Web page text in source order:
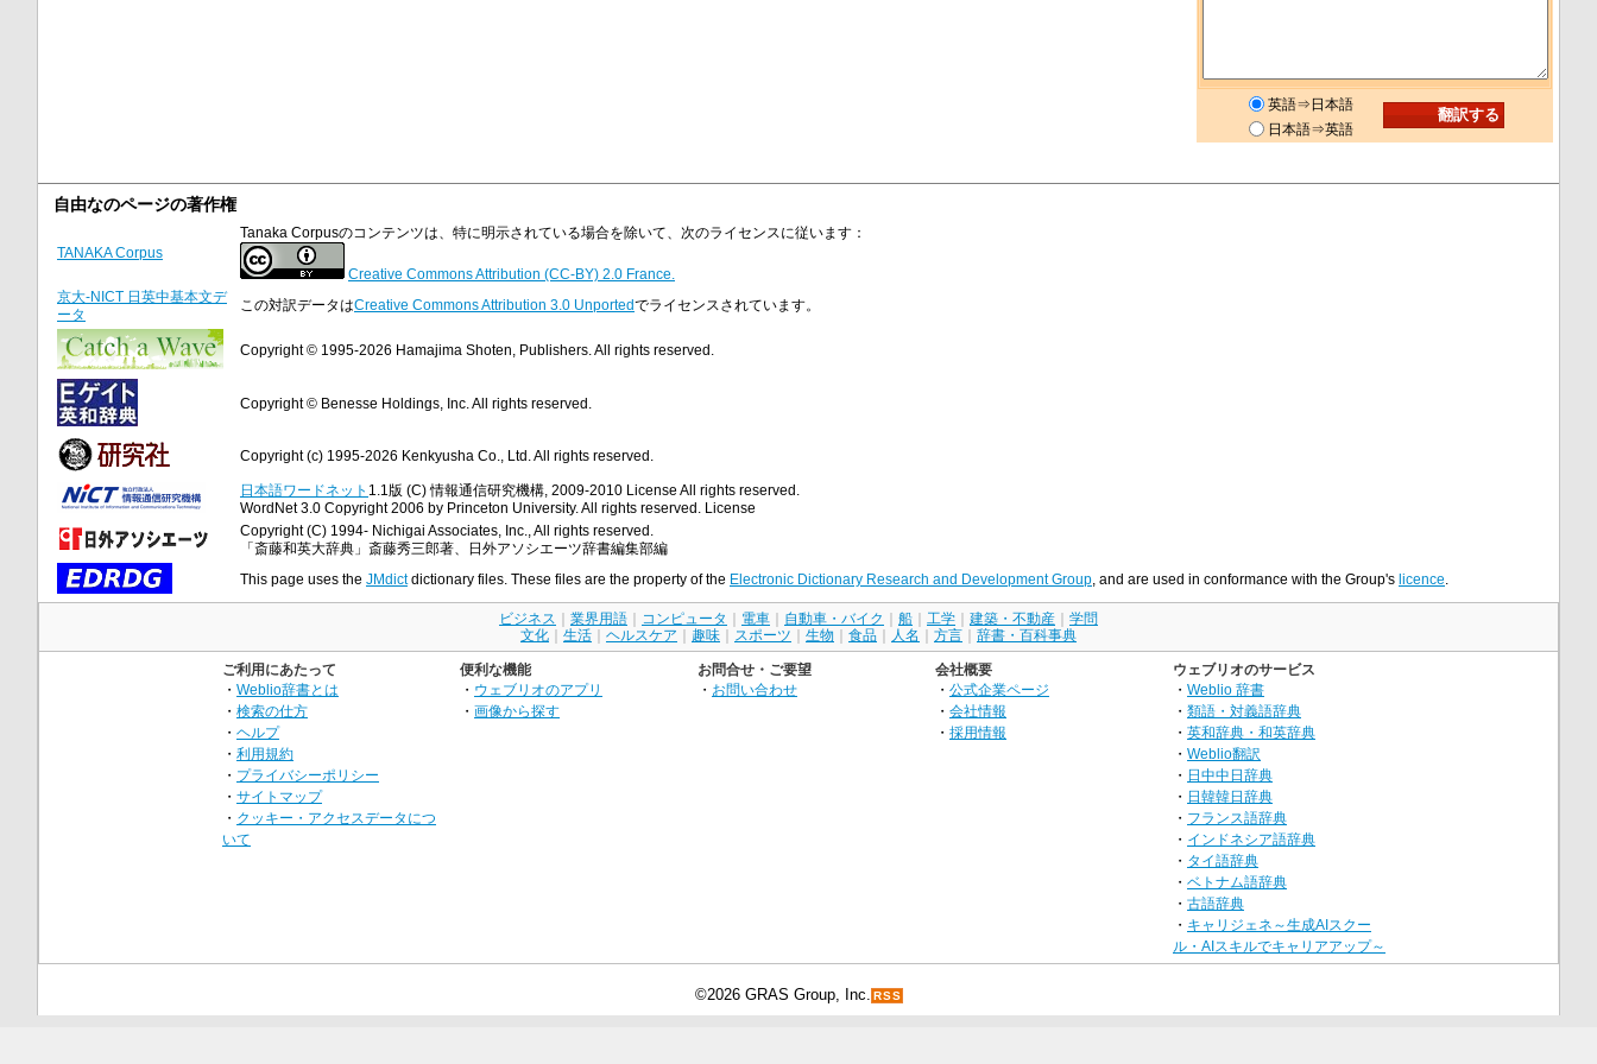
英語⇒日本語
日本語⇒英語
自由なのページの著作権
TANAKA Corpus
Tanaka Corpusのコンテンツは、特に明示されている場合を除いて、次のライセンスに従います：
Creative Commons Attribution (CC-BY) 2.0 France.
京大-NICT 日英中基本文デ
ータ
この対訳データはCreative Commons Attribution 3.0 Unportedでライセンスされています。
Copyright © 1995-2026 Hamajima Shoten, Publishers. All rights reserved.
Copyright © Benesse Holdings, Inc. All rights reserved.
Copyright (c) 1995-2026 Kenkyusha Co., Ltd. All rights reserved.
日本語ワードネット 1.1版 (C) 情報通信研究機構, 2009-2010 License All rights reserved.
WordNet 3.0 Copyright 2006 by Princeton University. All rights reserved. License
Copyright (C) 1994- Nichigai Associates, Inc., All rights reserved.
「斎藤和英大辞典」斎藤秀三郎著、日外アソシエーツ辞書編集部編
This page uses the JMdictdictionary files. These files are the property of the Electronic Dictionary Research and Development Group , and are used in conformance with the Group's licence
ビジネス 業界用語 コンピュータ 電車 自動車・バイク 船 工学 建築・不動産
学問
文化
生活 ヘルスケア 趣味 スポーツ 生物 食品 人名 方言 辞書・百科事典
ご利用にあたって
・ Weblio辞書とは
・ 検索の仕方
・ ヘルプ
・ 利用規約
・ プライバシーポリシー
・ サイトマップ
・ クッキー・アクセスデータにつ
いて
便利な機能
・ ウェブリオのアプリ
・ 画像から探す
お問合せ・ご要望
・ お問い合わせ
会社概要
・ 公式企業ページ
・ 会社情報
・ 採用情報
ウェブリオのサービス
・ Weblio 辞書
・ 類語・対義語辞典
・ 英和辞典・和英辞典
・ Weblio翻訳
・ 日中中日辞典
・ 日韓韓日辞典
・ フランス語辞典
・ インドネシア語辞典
・ タイ語辞典
・ ベトナム語辞典
・ 古語辞典
・ キャリジェネ～生成AIスクー
ル・AIスキルでキャリアアップ～
©2026 GRAS Group, Inc. RSS